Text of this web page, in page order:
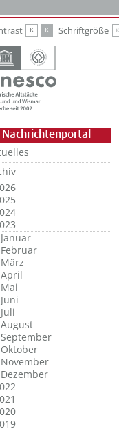
K K Schriftgröße K
Nachrichtenportal
Januar
Februar
März
April
Mai
Juni
Juli
August
September
Oktober
November
Dezember